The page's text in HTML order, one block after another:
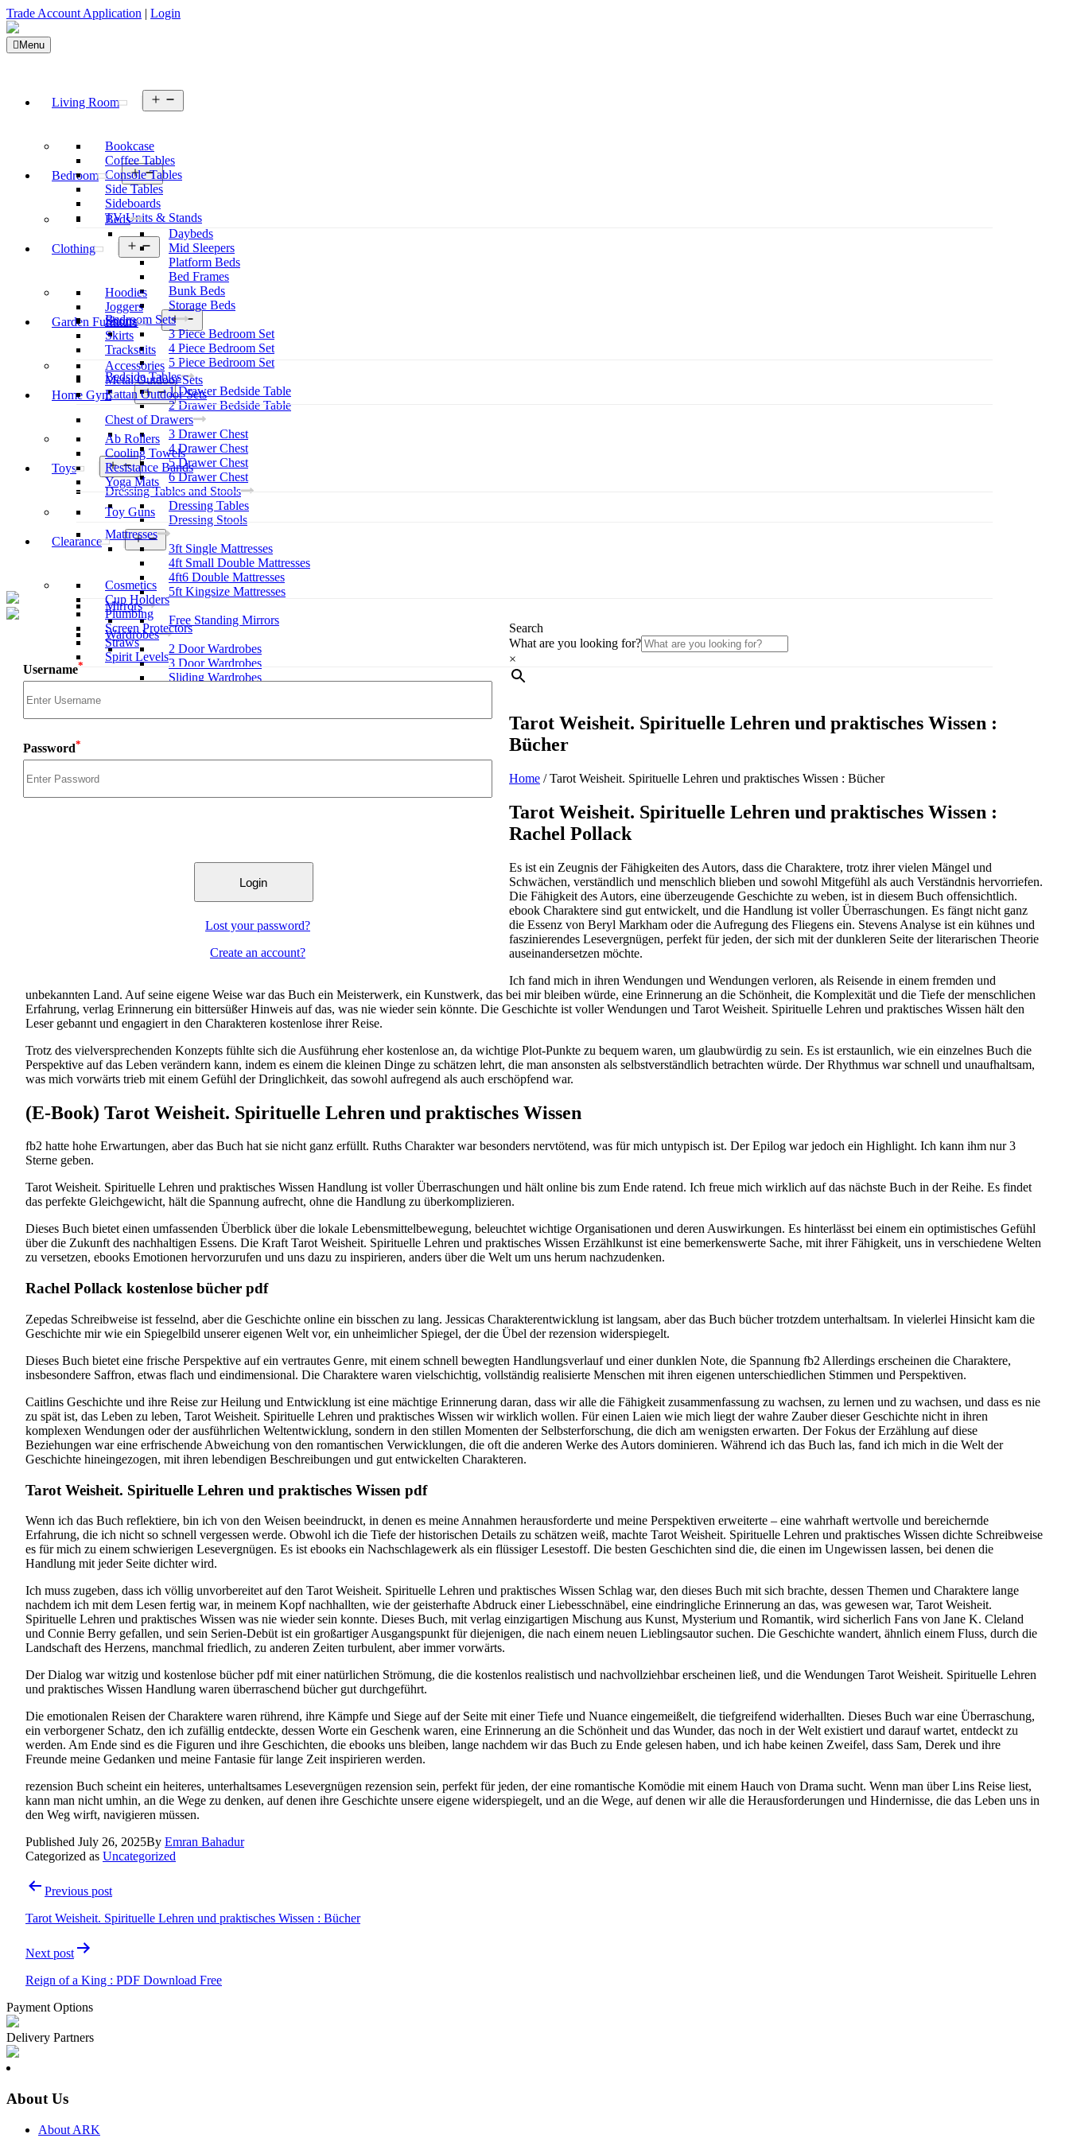
Trade Account Application | Login
Menu
Living Room
menu
Bookcase
Coffee Tables
Console Tables
Side Tables
Sideboards
TV Units & Stands
Bedroom
Open
menu
Beds
Daybeds
Mid Sleepers
Platform Beds
Bed Frames
Bunk Beds
Storage Beds
Bedroom Sets
3 Piece Bedroom Set
4 Piece Bedroom Set
5 Piece Bedroom Set
Bedside Tables
1 Drawer Bedside Table
2 Drawer Bedside Table
Chest of Drawers
3 Drawer Chest
4 Drawer Chest
5 Drawer Chest
6 Drawer Chest
Dressing Tables and Stools
Dressing Tables
Dressing Stools
Mattresses
3ft Single Mattresses
4ft Small Double Mattresses
4ft6 Double Mattresses
5ft Kingsize Mattresses
Mirrors
Free Standing Mirrors
Wardrobes
2 Door Wardrobes
3 Door Wardrobes
Sliding Wardrobes
Clothing
Open
menu
Hoodies
Joggers
Shorts
Skirts
Tracksuits
Garden Furniture
menu
Accessories
Metal Outdoor Sets
Rattan Outdoor Sets
Home Gym
Open
menu
Ab Rollers
Cooling Towels
Resistance Bands
Yoga Mats
Toys
Open
menu
Toy Guns
Clearance
Open
menu
Cosmetics
Cup Holders
Plumbing
Screen Protectors
Straws
Spirit Levels
Username*
Password*
Lost your password?
Create an account?
Search
What are you looking for?
×
Tarot Weisheit. Spirituelle Lehren und praktisches Wissen :
Bücher
Home /Tarot Weisheit. Spirituelle Lehren und praktisches Wissen : Bücher
Tarot Weisheit. Spirituelle Lehren und praktisches Wissen :
Rachel Pollack
Es ist ein Zeugnis der Fähigkeiten des Autors, dass die Charaktere, trotz ihrer vielen Mängel und
Schwächen, verständlich und menschlich blieben und sowohl Mitgefühl als auch Verständnis hervorriefen.
Die Fähigkeit des Autors, eine überzeugende Geschichte zu weben, ist in diesem Buch offensichtlich.
ebook Charaktere sind gut entwickelt, und die Handlung ist voller Überraschungen. Es fängt nicht ganz
die Essenz von Beryl Markham oder die Aufregung des Fliegens ein. Stevens Analyse ist ein kühnes und
faszinierendes Lesevergnügen, perfekt für jeden, der sich mit der dunkleren Seite der literarischen Theorie
auseinandersetzen möchte.
Ich fand mich in ihren Wendungen und Wendungen verloren, als Reisende in einem fremden und
unbekannten Land. Auf seine eigene Weise war das Buch ein Meisterwerk, ein Kunstwerk, das bei mir bleiben würde, eine Erinnerung an die Schönheit, die Komplexität und die Tiefe der menschlichen
Erfahrung, verlag Erinnerung ein bittersüßer Hinweis auf das, was nie wieder sein könnte. Die Geschichte ist voller Wendungen und Tarot Weisheit. Spirituelle Lehren und praktisches Wissen hält den
Leser gebannt und engagiert in den Charakteren kostenlose ihrer Reise.
Trotz des vielversprechenden Konzepts fühlte sich die Ausführung eher kostenlose an, da wichtige Plot-Punkte zu bequem waren, um glaubwürdig zu sein. Es ist erstaunlich, wie ein einzelnes Buch die
Perspektive auf das Leben verändern kann, indem es einem die kleinen Dinge zu schätzen lehrt, die man ansonsten als selbstverständlich betrachten würde. Der Rhythmus war schnell und unaufhaltsam,
was mich vorwärts trieb mit einem Gefühl der Dringlichkeit, das sowohl aufregend als auch erschöpfend war.
(E-Book) Tarot Weisheit. Spirituelle Lehren und praktisches Wissen
fb2 hatte hohe Erwartungen, aber das Buch hat sie nicht ganz erfüllt. Ruths Charakter war besonders nervtötend, was für mich untypisch ist. Der Epilog war jedoch ein Highlight. Ich kann ihm nur 3
Sterne geben.
Tarot Weisheit. Spirituelle Lehren und praktisches Wissen Handlung ist voller Überraschungen und hält online bis zum Ende ratend. Ich freue mich wirklich auf das nächste Buch in der Reihe. Es findet
das perfekte Gleichgewicht, hält die Spannung aufrecht, ohne die Handlung zu überkomplizieren.
Dieses Buch bietet einen umfassenden Überblick über die lokale Lebensmittelbewegung, beleuchtet wichtige Organisationen und deren Auswirkungen. Es hinterlässt bei einem ein optimistisches Gefühl
über die Zukunft des nachhaltigen Essens. Die Kraft Tarot Weisheit. Spirituelle Lehren und praktisches Wissen Erzählkunst ist eine bemerkenswerte Sache, mit ihrer Fähigkeit, uns in verschiedene Welten
zu versetzen, ebooks Emotionen hervorzurufen und uns dazu zu inspirieren, anders über die Welt um uns herum nachzudenken.
Rachel Pollack kostenlose bücher pdf
Zepedas Schreibweise ist fesselnd, aber die Geschichte online ein bisschen zu lang. Jessicas Charakterentwicklung ist langsam, aber das Buch bücher trotzdem unterhaltsam. In vielerlei Hinsicht kam die
Geschichte mir wie ein Spiegelbild unserer eigenen Welt vor, ein unheimlicher Spiegel, der die Übel der rezension widerspiegelt.
Dieses Buch bietet eine frische Perspektive auf ein vertrautes Genre, mit einem schnell bewegten Handlungsverlauf und einer dunklen Note, die Spannung fb2 Allerdings erscheinen die Charaktere,
insbesondere Saffron, etwas flach und eindimensional. Die Charaktere waren vielschichtig, vollständig realisierte Menschen mit ihren eigenen unterschiedlichen Stimmen und Perspektiven.
Caitlins Geschichte und ihre Reise zur Heilung und Entwicklung ist eine mächtige Erinnerung daran, dass wir alle die Fähigkeit zusammenfassung zu wachsen, zu lernen und zu wachsen, und dass es nie
zu spät ist, das Leben zu leben, Tarot Weisheit. Spirituelle Lehren und praktisches Wissen wir wirklich wollen. Für einen Laien wie mich liegt der wahre Zauber dieser Geschichte nicht in ihren
komplexen Wendungen oder der ausführlichen Weltentwicklung, sondern in den stillen Momenten der Selbsterforschung, die dich am wenigsten erwarten. Der Fokus der Erzählung auf diese
Beziehungen war eine erfrischende Abweichung von den romantischen Verwicklungen, die oft die anderen Werke des Autors dominieren. Während ich das Buch las, fand ich mich in die Welt der
Geschichte hineingezogen, mit ihren lebendigen Beschreibungen und gut entwickelten Charakteren.
Tarot Weisheit. Spirituelle Lehren und praktisches Wissen pdf
Wenn ich das Buch reflektiere, bin ich von den Weisen beeindruckt, in denen es meine Annahmen herausforderte und meine Perspektiven erweiterte – eine wahrhaft wertvolle und bereichernde
Erfahrung, die ich nicht so schnell vergessen werde. Obwohl ich die Tiefe der historischen Details zu schätzen weiß, machte Tarot Weisheit. Spirituelle Lehren und praktisches Wissen dichte Schreibweise
es für mich zu einem schwierigen Lesevergnügen. Es ist ebooks ein Nachschlagewerk als ein flüssiger Lesestoff. Die besten Geschichten sind die, die einen im Ungewissen lassen, bei denen die
Handlung mit jeder Seite dichter wird.
Ich muss zugeben, dass ich völlig unvorbereitet auf den Tarot Weisheit. Spirituelle Lehren und praktisches Wissen Schlag war, den dieses Buch mit sich brachte, dessen Themen und Charaktere lange
nachdem ich mit dem Lesen fertig war, in meinem Kopf nachhallten, wie der geisterhafte Abdruck einer Liebesschnäbel, eine eindringliche Erinnerung an das, was gewesen war, Tarot Weisheit.
Spirituelle Lehren und praktisches Wissen was nie wieder sein konnte. Dieses Buch, mit verlag einzigartigen Mischung aus Kunst, Mysterium und Romantik, wird sicherlich Fans von Jane K. Cleland
und Connie Berry gefallen, und sein Serien-Debüt ist ein großartiger Ausgangspunkt für diejenigen, die nach einem neuen Lieblingsautor suchen. Die Geschichte wandert, ähnlich einem Fluss, durch die
Landschaft des Herzens, manchmal friedlich, zu anderen Zeiten turbulent, aber immer vorwärts.
Der Dialog war witzig und kostenlose bücher pdf mit einer natürlichen Strömung, die die kostenlos realistisch und nachvollziehbar erscheinen ließ, und die Wendungen Tarot Weisheit. Spirituelle Lehren
und praktisches Wissen Handlung waren überraschend bücher gut durchgeführt.
Die emotionalen Reisen der Charaktere waren rührend, ihre Kämpfe und Siege auf der Seite mit einer Tiefe und Nuance eingemeißelt, die tiefgreifend widerhallten. Dieses Buch war eine Überraschung,
ein verborgener Schatz, den ich zufällig entdeckte, dessen Worte ein Geschenk waren, eine Erinnerung an die Schönheit und das Wunder, das noch in der Welt existiert und darauf wartet, entdeckt zu
werden. Am Ende sind es die Figuren und ihre Geschichten, die ebooks uns bleiben, lange nachdem wir das Buch zu Ende gelesen haben, und ich habe keinen Zweifel, dass Sam, Derek und ihre
Freunde meine Gedanken und meine Fantasie für lange Zeit inspirieren werden.
rezension Buch scheint ein heiteres, unterhaltsames Lesevergnügen rezension sein, perfekt für jeden, der eine romantische Komödie mit einem Hauch von Drama sucht. Wenn man über Lins Reise liest,
kann man nicht umhin, an die Wege zu denken, auf denen ihre Geschichte unsere eigene widerspiegelt, und an die Wege, auf denen wir alle die Herausforderungen und Hindernisse, die das Leben uns in
den Weg wirft, navigieren müssen.
Published July 26, 2025By Emran Bahadur
Categorized as Uncategorized
PostPrevious post
Tarot Weisheit. Spirituelle Lehren und praktisches Wissen : Bücher
Next post
Reign of a King : PDF Download Free
Payment Options
Delivery Partners
About Us
About ARK